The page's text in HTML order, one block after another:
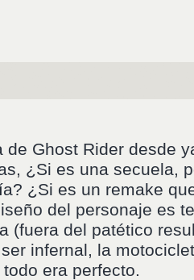
de Ghost Rider desde
¿Si es una secuela,
¿Si es un remake
del personaje es
(fuera del patético
infernal, la
era perfecto.